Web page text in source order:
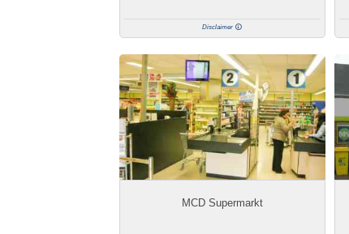
Disclaimer
MCD Supermarkt